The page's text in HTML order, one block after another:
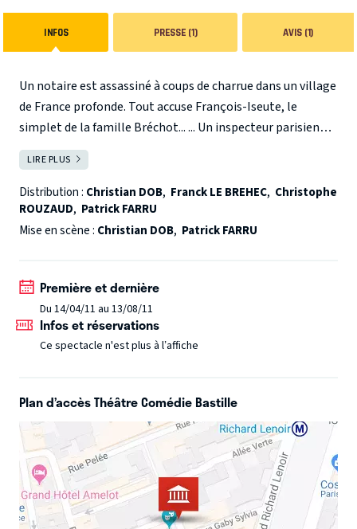
INFOS PRESSE (1) AVIS (1)
Un notaire est assassiné à coups de charrue dans un village
de France profonde. Tout accuse François-Iseute, le
simplet de la famille Bréchot... ... Un inspecteur parisien
branché débarque avec son ordinateur. Son enquête
s'annonce difficile, rurale et... délirante.
LIRE PLUS
Distribution : Christian DOB, Franck LE BREHEC, Christophe
ROUZAUD, Patrick FARRU
Mise en scène : Christian DOB, Patrick FARRU
Première et dernière
Du 14/04/11 au 13/08/11
Infos et réservations
Ce spectacle n'est plus à l’affiche
Plan d’accès Théâtre Comédie Bastille